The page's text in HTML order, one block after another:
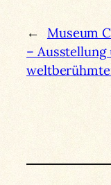
←
Museum
– Ausstellung